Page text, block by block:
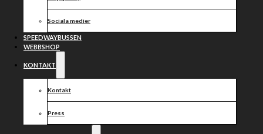
Sociala medier
SPEEDWAYBUSSEN
WEBBSHOP
KONTAKT
Kontakt
Press